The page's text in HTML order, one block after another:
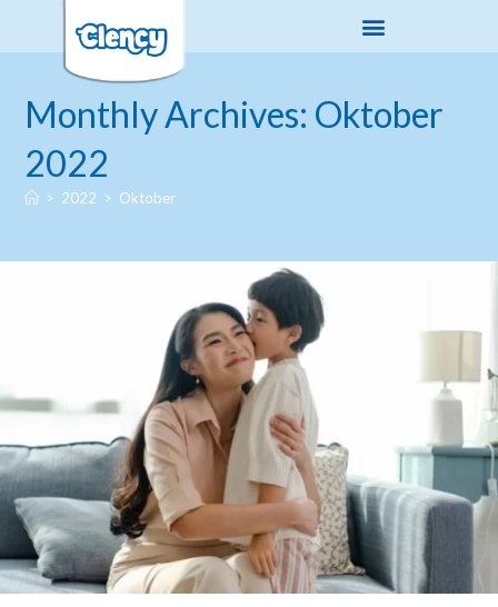
Monthly Archives: Oktober
2022
> 2022 > Oktober